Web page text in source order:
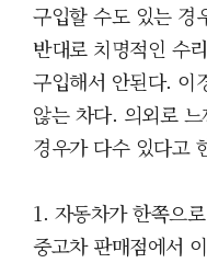
구입할 수도 있는 경
반대로 치명적인 수
구입해서 안된다. 이
않는 차다. 의외로
경우가 다수 있다고
1. 자동차가 한쪽으
중고차 판매점에서